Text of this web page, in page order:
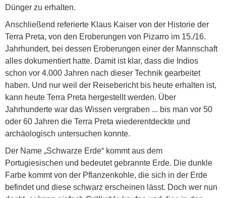
Dünger zu erhalten.
Anschließend referierte Klaus Kaiser von der Historie der
Terra Preta, von den Eroberungen von Pizarro im 15./16.
Jahrhundert, bei dessen Eroberungen einer der Mannschaft
alles dokumentiert hatte. Damit ist klar, dass die Indios
schon vor 4.000 Jahren nach dieser Technik gearbeitet
haben. Und nur weil der Reisebericht bis heute erhalten ist,
kann heute Terra Preta hergestellt werden. Über
Jahrhunderte war das Wissen vergraben ... bis man vor 50
oder 60 Jahren die Terra Preta wiederentdeckte und
archäologisch untersuchen konnte.
Der Name „Schwarze Erde“ kommt aus dem
Portugiesischen und bedeutet gebrannte Erde. Die dunkle
Farbe kommt von der Pflanzenkohle, die sich in der Erde
befindet und diese schwarz erscheinen lässt. Doch wer nun